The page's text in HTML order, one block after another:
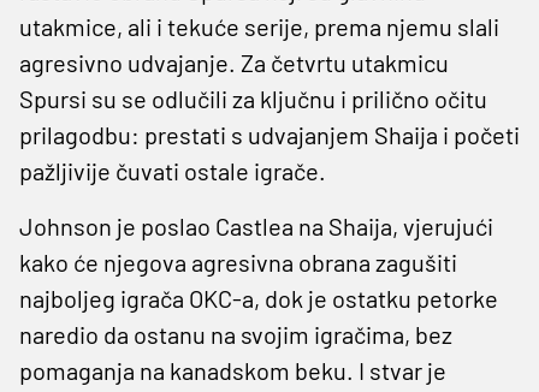
utakmice, ali i tekuće serije, prema njemu slali
agresivno udvajanje. Za četvrtu utakmicu
Spursi su se odlučili za ključnu i prilično očitu
prilagodbu: prestati s udvajanjem Shaija i početi
pažljivije čuvati ostale igrače.
Johnson je poslao Castlea na Shaija, vjerujući
kako će njegova agresivna obrana zagušiti
najboljeg igrača OKC-a, dok je ostatku petorke
naredio da ostanu na svojim igračima, bez
pomaganja na kanadskom beku. I stvar je